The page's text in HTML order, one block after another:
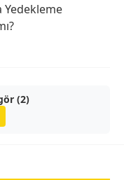
Yedekleme
(2)